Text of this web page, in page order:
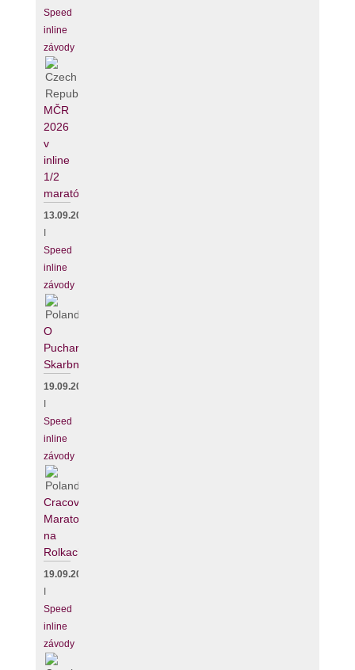
Speed
inline
závody
MČR
2026
v
inline
1/2
maratónu
13.09.2026
Speed
inline
závody
O
Puchar
Skarbnika
19.09.2026
Speed
inline
závody
Cracovia
Maraton
na
Rolkach
19.09.2026
Speed
inline
závody